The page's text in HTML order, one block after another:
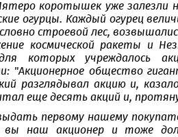
коротышек уже залезли
огурцы. Каждый огурец
строевой лес,
космической ракеты и
которых учреждалось
"Акционерное общество
разглядывал акцию и,
еще десять акций и,
первому нашему
наш акционер и тоже